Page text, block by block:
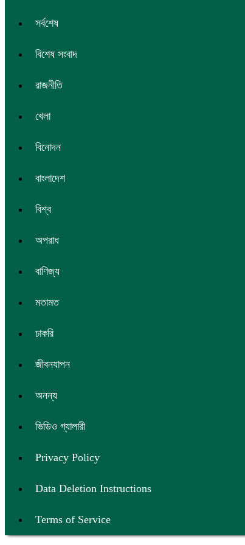
সর্বশেষ
বিশেষ সংবাদ
রাজনীতি
খেলা
বিনোদন
বাংলাদেশ
বিশ্ব
অপরাধ
বাণিজ্য
মতামত
চাকরি
জীবনযাপন
অনন্য
ভিডিও গ্যালারী
Privacy Policy
Data Deletion Instructions
Terms of Service